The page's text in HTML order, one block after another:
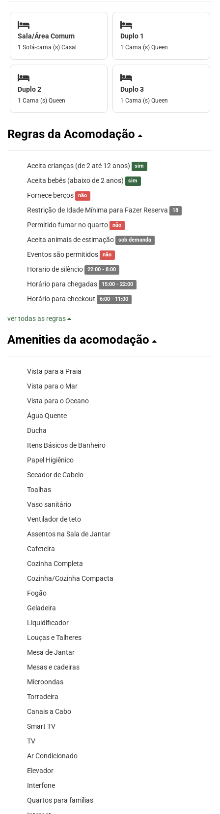
Sala/Área Comum
1 Sofá-cama (s) Casal
Duplo 1
1 Cama (s) Queen
Duplo 2
1 Cama (s) Queen
Duplo 3
1 Cama (s) Queen
Regras da Acomodação
Aceita crianças (de 2 até 12 anos) sim
Aceita bebês (abaixo de 2 anos) sim
Fornece berços não
Restrição de Idade Mínima para Fazer Reserva 18
Permitido fumar no quarto não
Aceita animais de estimação sob demanda
Eventos são permitidos não
Horario de silêncio 22:00 - 8:00
Horário para chegadas 15:00 - 22:00
Horário para checkout 6:00 - 11:00
ver todas as regras
Amenities da acomodação
Vista para a Praia
Vista para o Mar
Vista para o Oceano
Água Quente
Ducha
Itens Básicos de Banheiro
Papel Higiênico
Secador de Cabelo
Toalhas
Vaso sanitário
Ventilador de teto
Assentos na Sala de Jantar
Cafeteira
Cozinha Completa
Cozinha/Cozinha Compacta
Fogão
Geladeira
Liquidificador
Louças e Talheres
Mesa de Jantar
Mesas e cadeiras
Microondas
Torradeira
Canais a Cabo
Smart TV
TV
Ar Condicionado
Elevador
Interfone
Quartos para famílias